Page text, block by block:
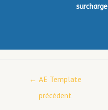
← AE Template
précédent